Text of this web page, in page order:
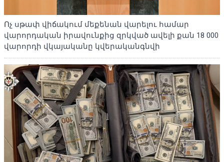
Ոչ սթափ վիճակում մեքենան վարելու համար
վարորդական իրավունքից զրկված ավելի քան 18 000
վարորդի վկայականը կվերականգնվի